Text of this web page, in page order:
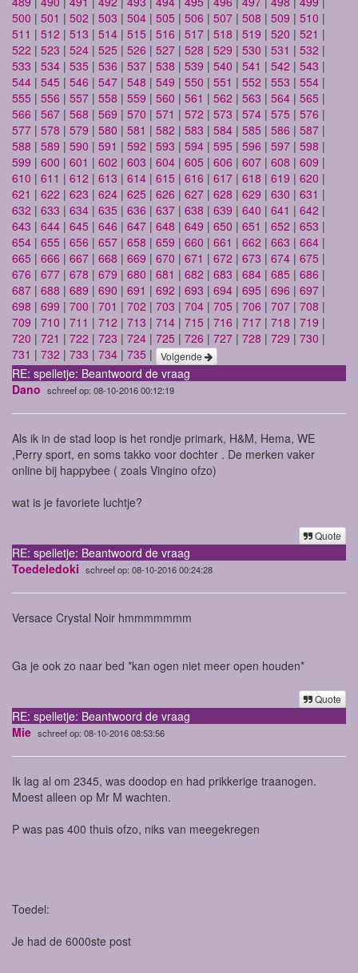
500 | 501 | 502 | 503 | 504 | 505 | 506 | 507 | 508 | 509 | 510 |
511 | 512 | 513 | 514 | 515 | 516 | 517 | 518 | 519 | 520 | 521 |
522 | 523 | 524 | 525 | 526 | 527 | 528 | 529 | 530 | 531 | 532 |
533 | 534 | 535 | 536 | 537 | 538 | 539 | 540 | 541 | 542 | 543 |
544 | 545 | 546 | 547 | 548 | 549 | 550 | 551 | 552 | 553 | 554 |
555 | 556 | 557 | 558 | 559 | 560 | 561 | 562 | 563 | 564 | 565 |
566 | 567 | 568 | 569 | 570 | 571 | 572 | 573 | 574 | 575 | 576 |
577 | 578 | 579 | 580 | 581 | 582 | 583 | 584 | 585 | 586 | 587 |
588 | 589 | 590 | 591 | 592 | 593 | 594 | 595 | 596 | 597 | 598 |
599 | 600 | 601 | 602 | 603 | 604 | 605 | 606 | 607 | 608 | 609 |
610 | 611 | 612 | 613 | 614 | 615 | 616 | 617 | 618 | 619 | 620 |
621 | 622 | 623 | 624 | 625 | 626 | 627 | 628 | 629 | 630 | 631 |
632 | 633 | 634 | 635 | 636 | 637 | 638 | 639 | 640 | 641 | 642 |
643 | 644 | 645 | 646 | 647 | 648 | 649 | 650 | 651 | 652 | 653 |
654 | 655 | 656 | 657 | 658 | 659 | 660 | 661 | 662 | 663 | 664 |
665 | 666 | 667 | 668 | 669 | 670 | 671 | 672 | 673 | 674 | 675 |
676 | 677 | 678 | 679 | 680 | 681 | 682 | 683 | 684 | 685 | 686 |
687 | 688 | 689 | 690 | 691 | 692 | 693 | 694 | 695 | 696 | 697 |
698 | 699 | 700 | 701 | 702 | 703 | 704 | 705 | 706 | 707 | 708 |
709 | 710 | 711 | 712 | 713 | 714 | 715 | 716 | 717 | 718 | 719 |
720 | 721 | 722 | 723 | 724 | 725 | 726 | 727 | 728 | 729 | 730 |
731 | 732 | 733 | 734 | 735 | Volgende
RE: spelletje: Beantwoord de vraag
Dano schreef op: 08-10-2016 00:12:19
Als ik in de stad loop is het rondje primark, H&M, Hema, WE
,Perry sport, en soms takko voor dochter . De merken vaker
online bij happybee ( zoals Vingino ofzo)
wat is je favoriete luchtje?
Quote
RE: spelletje: Beantwoord de vraag
Toedeledoki schreef op: 08-10-2016 00:24:28
Versace Crystal Noir hmmmmmmm
Ga je ook zo naar bed *kan ogen niet meer open houden*
Quote
RE: spelletje: Beantwoord de vraag
Mie schreef op: 08-10-2016 08:53:56
Ik lag al om 2345, was doodop en had prikkerige traanogen.
Moest alleen op Mr M wachten.
P was pas 400 thuis ofzo, niks van meegekregen
Toedel:
Je had de 6000ste post